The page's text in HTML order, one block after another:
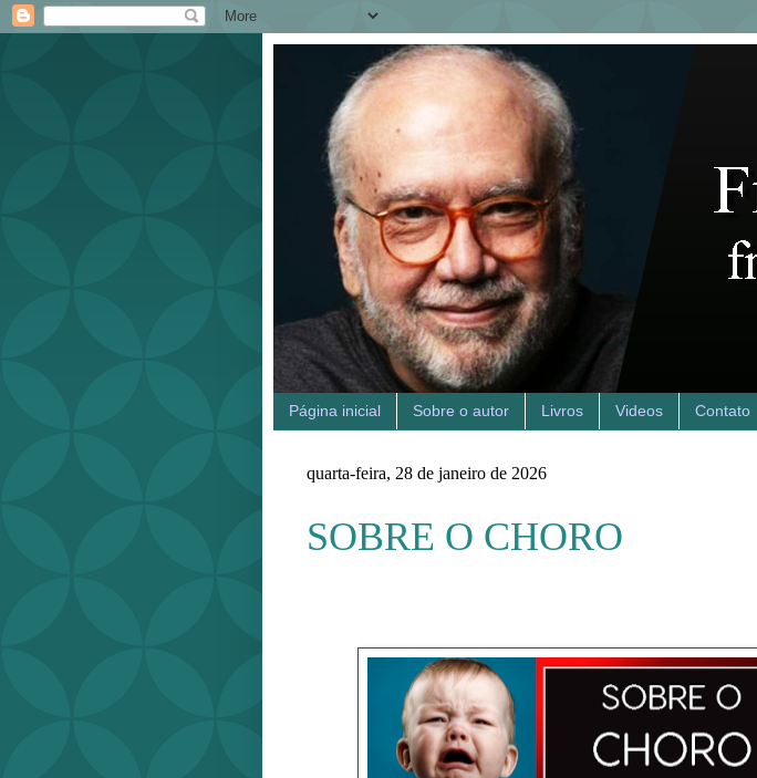
Página inicial Sobre o autor Livros Videos Contato
quarta-feira, 28 de janeiro de 2026
SOBRE O CHORO